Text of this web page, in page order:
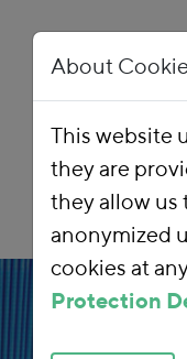
About
This website
they are
they allow us
anonymized
cookies at
Protection